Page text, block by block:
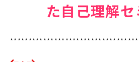
た自己理解セ